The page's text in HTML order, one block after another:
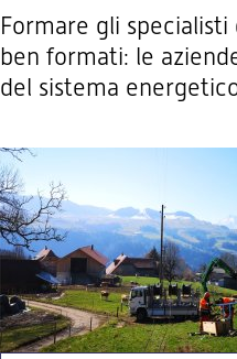
Formare gli
ben formati: le
del sistema